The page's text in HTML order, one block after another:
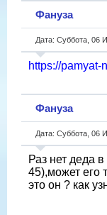
Фануза
Дата: Суббота, 06
https://pamyat-
Фануза
Дата: Суббота, 06
Раз нет деда
45),может его
это он ? как